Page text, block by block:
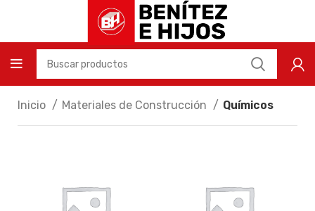
Inicio Materiales de Construcción Químicos